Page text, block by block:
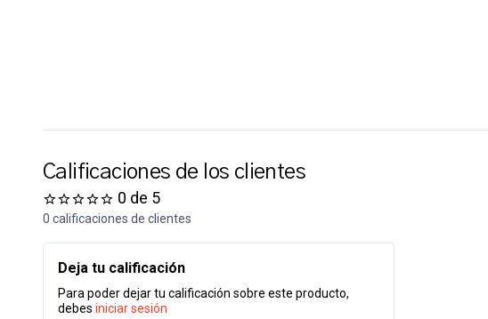
Calificaciones de los clientes
0 de 5
0 calificaciones de clientes
Deja tu calificación
Para poder dejar tu calificación sobre este producto,
debes iniciar sesión